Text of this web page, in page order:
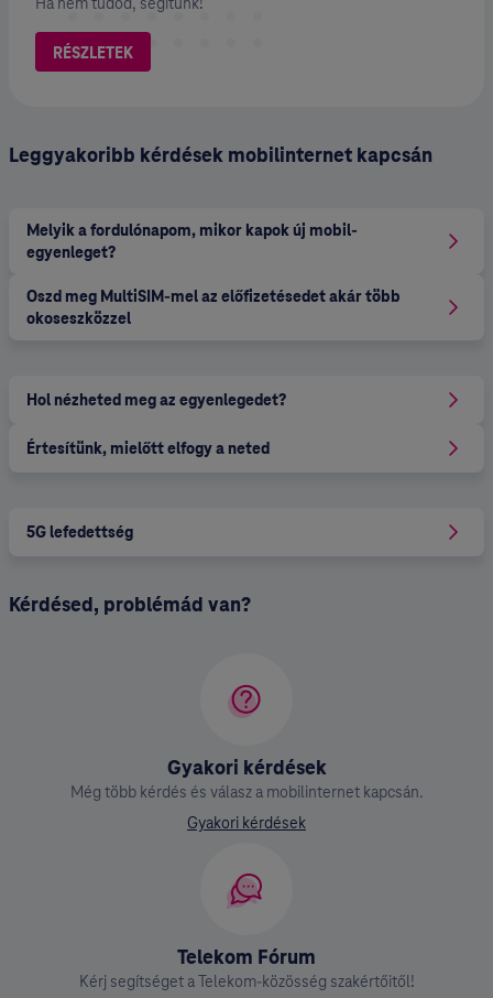
RÉSZLETEK
Leggyakoribb kérdések mobilinternet kapcsán
Melyik a fordulónapom, mikor kapok új mobil-
egyenleget?
Oszd meg MultiSIM-mel az előfizetésedet akár több
okoseszközzel
Hol nézheted meg az egyenlegedet?
Értesítünk, mielőtt elfogy a neted
5G lefedettség
Kérdésed, problémád van?
Gyakori kérdések
Még több kérdés és válasz a mobilinternet kapcsán.
Gyakori kérdések
Telekom Fórum
Kérj segítséget a Telekom-közösség szakértőitől!